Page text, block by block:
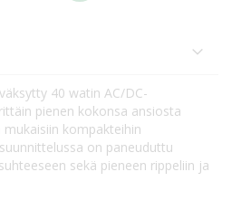
40 watin AC/DC-
pienen kokonsa ansiosta
kompakteihin
on paneuduttu
sekä pieneen rippeliin ja